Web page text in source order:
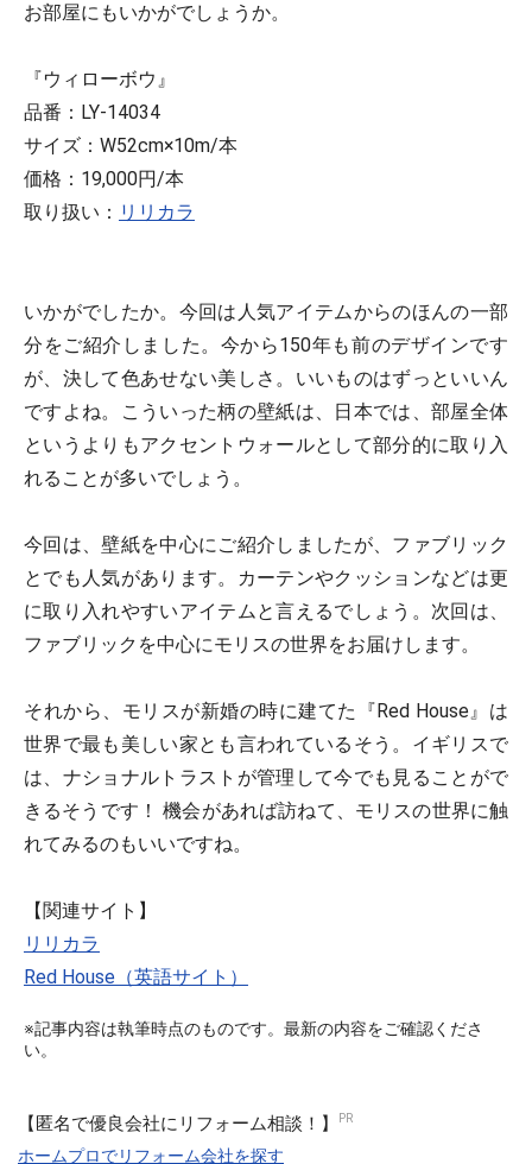
お部屋にもいかがでしょうか。
『ウィローボウ』
品番：LY-14034
サイズ：W52cm×10m/本
価格：19,000円/本
取り扱い： リリカラ
いかがでしたか。今回は人気アイテムからのほんの一部
分をご紹介しました。今から150年も前のデザインです
が、決して色あせない美しさ。いいものはずっといいん
ですよね。こういった柄の壁紙は、日本では、部屋全体
というよりもアクセントウォールとして部分的に取り入
れることが多いでしょう。
今回は、壁紙を中心にご紹介しましたが、ファブリック
とでも人気があります。カーテンやクッションなどは更
に取り入れやすいアイテムと言えるでしょう。次回は、
ファブリックを中心にモリスの世界をお届けします。
それから、モリスが新婚の時に建てた『Red House』は
世界で最も美しい家とも言われているそう。イギリスで
は、ナショナルトラストが管理して今でも見ることがで
きるそうです！ 機会があれば訪ねて、モリスの世界に触
れてみるのもいいですね。
【関連サイト】
リリカラ
Red House（英語サイト）
※記事内容は執筆時点のものです。最新の内容をご確認くださ
い。
【匿名で優良会社にリフォーム相談！】
ホームプロでリフォーム会社を探す